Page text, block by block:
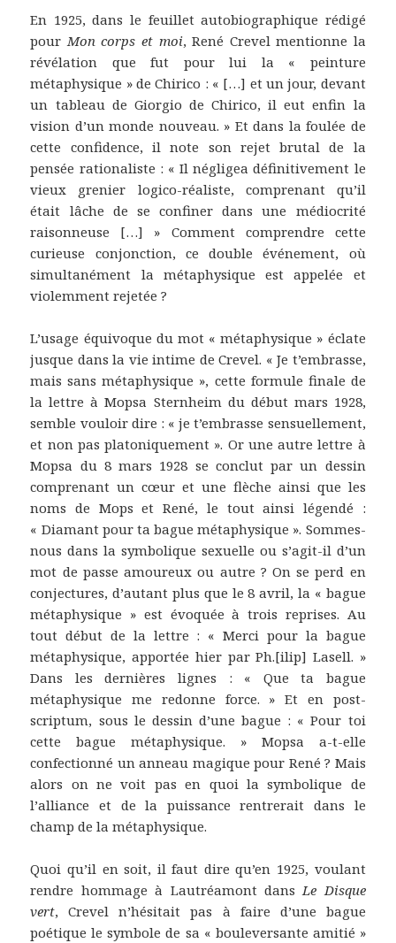
En 1925, dans le feuillet autobiographique rédigé
pour Mon corps et moi, René Crevel mentionne la
révélation que fut pour lui la « peinture
métaphysique » de Chirico : « […] et un jour, devant
un tableau de Giorgio de Chirico, il eut enfin la
vision d’un monde nouveau. » Et dans la foulée de
cette confidence, il note son rejet brutal de la
pensée rationaliste : « Il négligea définitivement le
vieux grenier logico-réaliste, comprenant qu’il
était lâche de se confiner dans une médiocrité
raisonneuse […] » Comment comprendre cette
curieuse conjonction, ce double événement, où
simultanément la métaphysique est appelée et
violemment rejetée ?
L’usage équivoque du mot « métaphysique » éclate
jusque dans la vie intime de Crevel. « Je t’embrasse,
mais sans métaphysique », cette formule finale de
la lettre à Mopsa Sternheim du début mars 1928,
semble vouloir dire : « je t’embrasse sensuellement,
et non pas platoniquement ». Or une autre lettre à
Mopsa du 8 mars 1928 se conclut par un dessin
comprenant un cœur et une flèche ainsi que les
noms de Mops et René, le tout ainsi légendé :
« Diamant pour ta bague métaphysique ». Sommes-
nous dans la symbolique sexuelle ou s’agit-il d’un
mot de passe amoureux ou autre ? On se perd en
conjectures, d’autant plus que le 8 avril, la « bague
métaphysique » est évoquée à trois reprises. Au
tout début de la lettre : « Merci pour la bague
métaphysique, apportée hier par Ph.[ilip] Lasell. »
Dans les dernières lignes : « Que ta bague
métaphysique me redonne force. » Et en post-
scriptum, sous le dessin d’une bague : « Pour toi
cette bague métaphysique. » Mopsa a-t-elle
confectionné un anneau magique pour René ? Mais
alors on ne voit pas en quoi la symbolique de
l’alliance et de la puissance rentrerait dans le
champ de la métaphysique.
Quoi qu’il en soit, il faut dire qu’en 1925, voulant
rendre hommage à Lautréamont dans Le Disque
vert, Crevel n’hésitait pas à faire d’une bague
poétique le symbole de sa « bouleversante amitié »